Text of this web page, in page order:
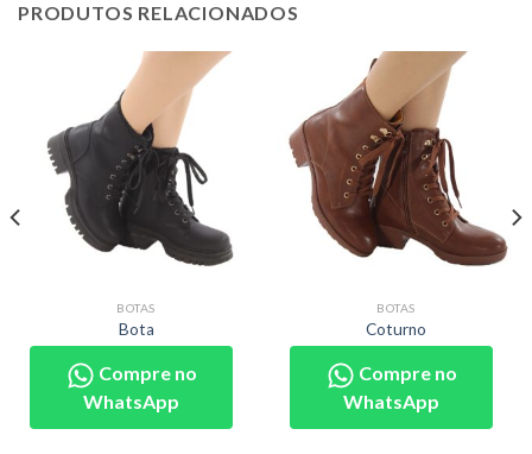
PRODUTOS RELACIONADOS
BOTAS
Bota
Compre no
WhatsApp
BOTAS
Coturno
Compre no
WhatsApp